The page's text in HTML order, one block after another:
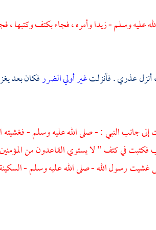
عليه وسلم -زيداوأمره ، فجاء بكتف وكتبها ،
عذري . فأنزلتغير أولي الضررفكان بعد
جانب النبي : - صلى الله عليه وسلم -
في كتف " لا يستوي القاعدون من
غشيت رسول الله - صلى الله عليه وسلم -